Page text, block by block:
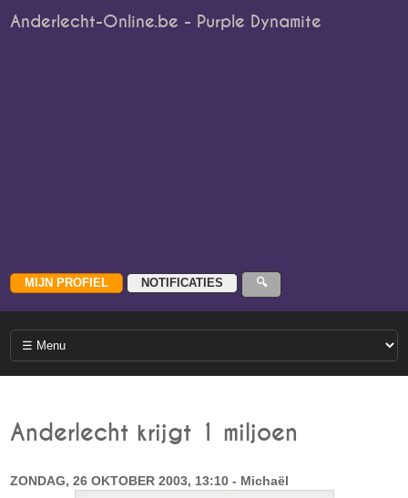
Anderlecht-Online.be - Purple Dynamite
Anderlecht krijgt 1 miljoen
ZONDAG, 26 OKTOBER 2003, 13:10 - Michaël